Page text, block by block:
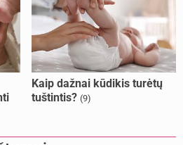
Kaip dažnai kūdikis turėtų
tuštintis? (9)